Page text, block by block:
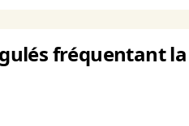
fréquentant